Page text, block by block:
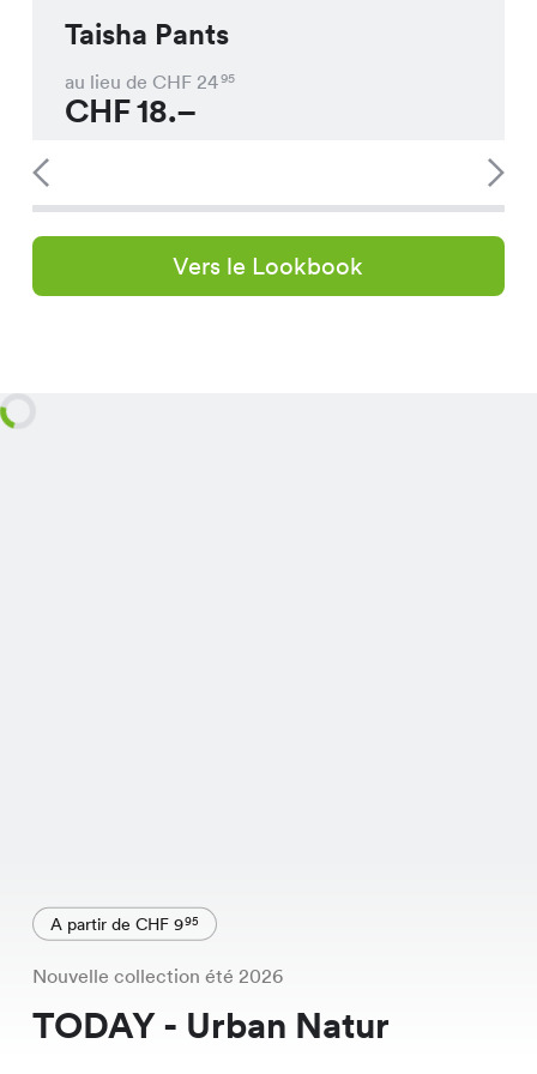
Taisha Pants
au lieu de CHF 2495
CHF18.–
Vers le Lookbook
A partir de CHF 995
Nouvelle collection été 2026
TODAY - Urban Natur